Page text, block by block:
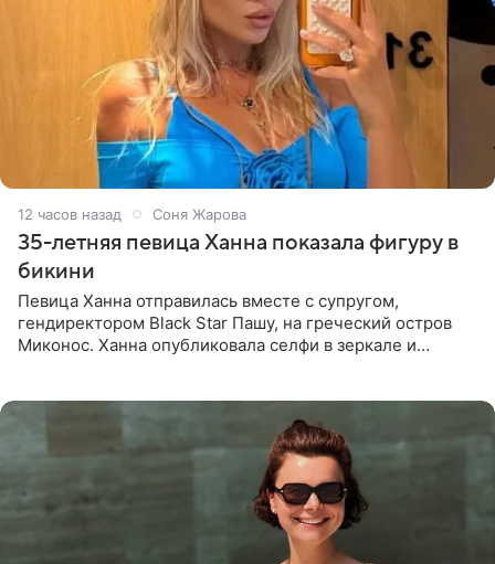
12 часов назад Соня Жарова
35-летняя певица Ханна показала фигуру в
бикини
Певица Ханна отправилась вместе с супругом,
гендиректором Black Star Пашу, на греческий остров
Миконос. Ханна опубликовала селфи в зеркале и